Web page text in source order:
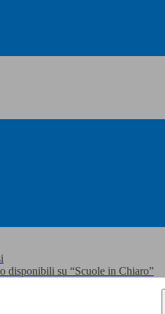
disponibili su “Scuole in Chiaro”